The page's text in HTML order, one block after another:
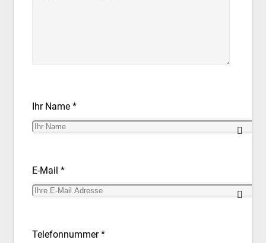
Ihr Name *
E-Mail *
Telefonnummer *